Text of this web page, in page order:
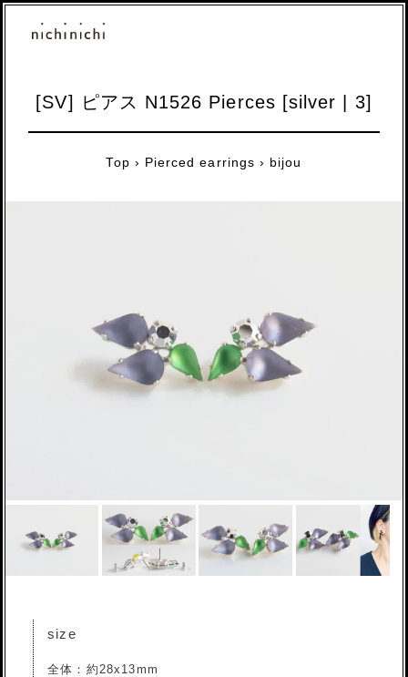
[SV] ピアス N1526 Pierces [silver | 3]
Top › Pierced earrings › bijou
size
全体：約28x13mm